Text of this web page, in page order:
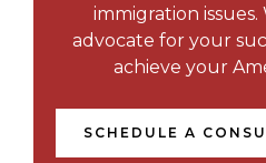
immigration
advocate for your
achieve your
SCHEDULE A